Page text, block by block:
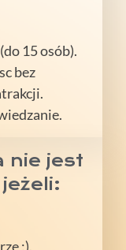
15 osób).
bez
nie jest
:).